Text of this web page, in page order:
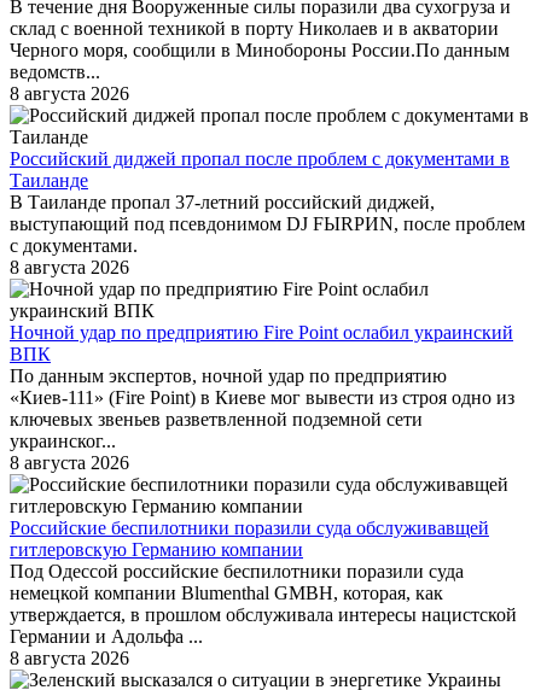
В течение дня Вооруженные силы поразили два сухогруза и
склад с военной техникой в порту Николаев и в акватории
Черного моря, сообщили в Минобороны России.По данным
ведомств...
8 августа 2026
Российский диджей пропал после проблем с документами в
Таиланде
В Таиланде пропал 37-летний российский диджей,
выступающий под псевдонимом DJ FЫRРИN, после проблем
с документами.
8 августа 2026
Ночной удар по предприятию Fire Point ослабил украинский
ВПК
По данным экспертов, ночной удар по предприятию
«Киев-111» (Fire Point) в Киеве мог вывести из строя одно из
ключевых звеньев разветвленной подземной сети
украинског...
8 августа 2026
Российские беспилотники поразили суда обслуживавщей
гитлеровскую Германию компании
Под Одессой российские беспилотники поразили суда
немецкой компании Blumenthal GMBH, которая, как
утверждается, в прошлом обслуживала интересы нацистской
Германии и Адольфа ...
8 августа 2026